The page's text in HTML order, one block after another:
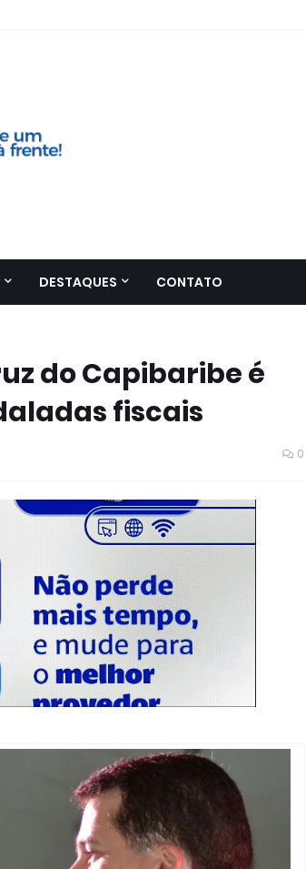
DESTAQUES CONTATO
do Capibaribe é
fiscais
0